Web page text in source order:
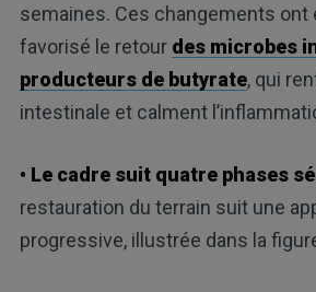
semaines. Ces changements ont
favorisé le retour des microbes
producteurs de butyrate, qui
intestinale et calment
• Le cadre suit quatre phases
restauration du terrain suit une
progressive, illustrée dans la